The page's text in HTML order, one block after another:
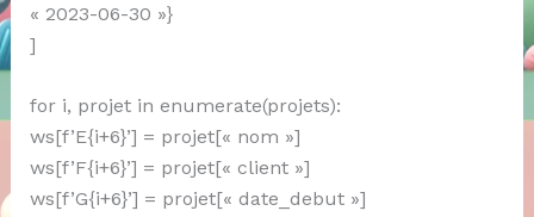
« 2023-06-30 »}
]
for i, projet in enumerate(projets):
ws[f’E{i+6}’] = projet[« nom »]
ws[f’F{i+6}’] = projet[« client »]
ws[f’G{i+6}’] = projet[« date_debut »]